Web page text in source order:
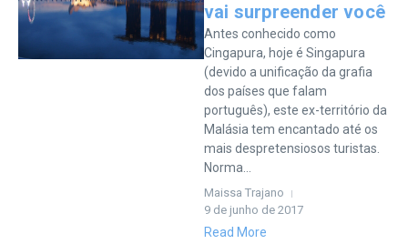
vai surpreender você
Antes conhecido como
Cingapura, hoje é Singapura
(devido a unificação da grafia
dos países que falam
português), este ex-território da
Malásia tem encantado até os
mais despretensiosos turistas.
Norma...
Maissa Trajano
9 de junho de 2017
Read More